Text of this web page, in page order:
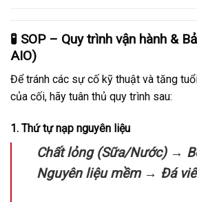
🧪 SOP – Quy trình vận hành &
AIO)
Để tránh các sự cố kỹ thuật và tăng
của cối, hãy tuân thủ quy trình sau:
1. Thứ tự nạp nguyên liệu
Chất lỏng (Sữa/Nước) →
Nguyên liệu mềm → Đá